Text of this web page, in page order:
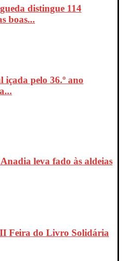
distingue 114
boas...
içada pelo 36.º ano
leva fado às aldeias
Feira do Livro Solidária